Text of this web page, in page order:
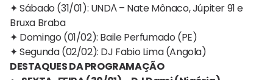
✦ Sábado (31/01): UNDΛ – Nate Mônaco, Júpiter 91 e
Bruxa Braba
✦ Domingo (01/02): Baile Perfumado (PE)
✦ Segunda (02/02): DJ Fabio Lima (Angola)
DESTAQUES DA PROGRAMAÇÃO